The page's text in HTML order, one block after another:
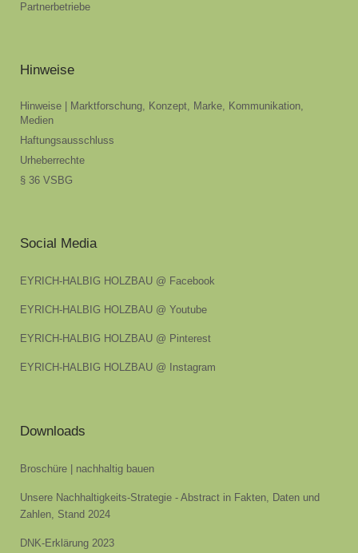
Partnerbetriebe
Hinweise
Hinweise | Marktforschung, Konzept, Marke, Kommunikation,
Medien
Haftungsausschluss
Urheberrechte
§ 36 VSBG
Social Media
EYRICH-HALBIG HOLZBAU @ Facebook
EYRICH-HALBIG HOLZBAU @ Youtube
EYRICH-HALBIG HOLZBAU @ Pinterest
EYRICH-HALBIG HOLZBAU @ Instagram
Downloads
Broschüre | nachhaltig bauen
Unsere Nachhaltigkeits-Strategie - Abstract in Fakten, Daten und
Zahlen, Stand 2024
DNK-Erklärung 2023